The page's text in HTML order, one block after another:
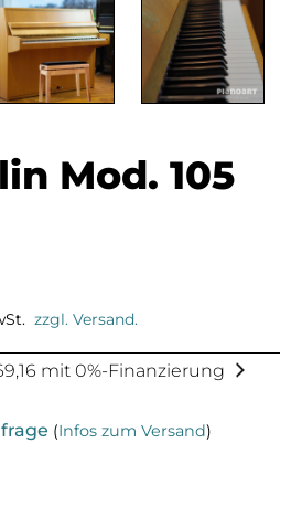
Mod. 105
zzgl. Versand.
mit 0%-Finanzierung
(Infos zum Versand)